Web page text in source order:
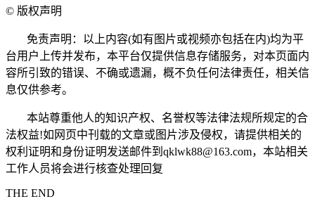
© 版权声明
免责声明：以上内容(如有图片或视频亦包括在内)均为平
台用户上传并发布，本平台仅提供信息存储服务，对本页面内
容所引致的错误、不确或遗漏，概不负任何法律责任，相关信
息仅供参考。
本站尊重他人的知识产权、名誉权等法律法规所规定的合
法权益!如网页中刊载的文章或图片涉及侵权，请提供相关的
权利证明和身份证明发送邮件到qklwk88@163.com，本站相关
工作人员将会进行核查处理回复
THE END